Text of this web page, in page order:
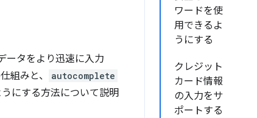
ワードを使
用できるよ
うにする
クレジット
カード情報
の入力をサ
ポートする
ータをより迅速に入力
組みと、
autocomplete
にする方法について説明